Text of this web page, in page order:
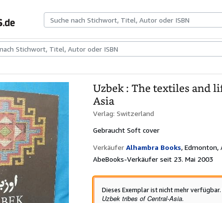
Antiquarische BücherKunst & Sammlerstücke
Uzbek : The textiles and
Asia
Verlag: Switzerland
Gebraucht Soft cover
Verkäufer Alhambra Books, Edmonton,
AbeBooks-Verkäufer seit 23. Mai 2003
Dieses Exemplar ist nicht mehr
Uzbek tribes of Central-Asia.